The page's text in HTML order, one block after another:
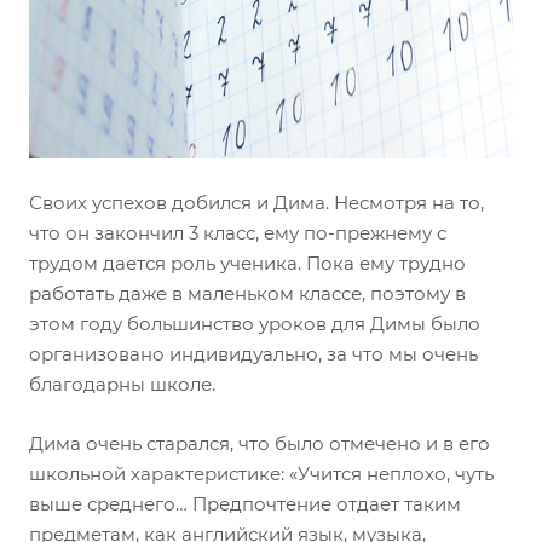
Своих успехов добился и Дима. Несмотря на то,
что он закончил 3 класс, ему по-прежнему с
трудом дается роль ученика. Пока ему трудно
работать даже в маленьком классе, поэтому в
этом году большинство уроков для Димы было
организовано индивидуально, за что мы очень
благодарны школе.
Дима очень старался, что было отмечено и в его
школьной характеристике: «Учится неплохо, чуть
выше среднего… Предпочтение отдает таким
предметам, как английский язык, музыка,